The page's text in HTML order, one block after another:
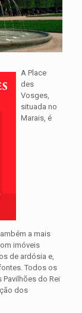
A Place
des
Vosges,
situada no
Marais, é
a mais
imóveis
de ardósia e,
Todos os
do Rei
dos